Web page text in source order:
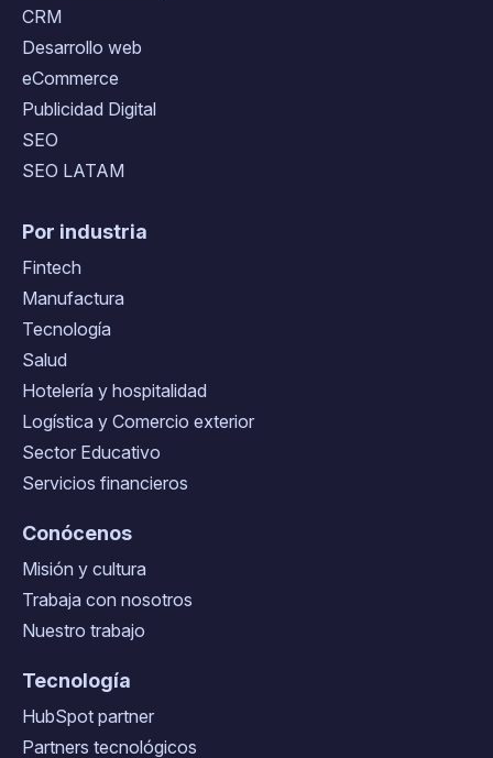
CRM
Desarrollo web
eCommerce
Publicidad Digital
SEO
SEO LATAM
Por industria
Fintech
Manufactura
Tecnología
Salud
Hotelería y hospitalidad
Logística y Comercio exterior
Sector Educativo
Servicios financieros
Conócenos
Misión y cultura
Trabaja con nosotros
Nuestro trabajo
Tecnología
HubSpot partner
Partners tecnológicos